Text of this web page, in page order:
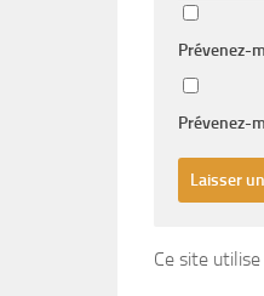
Prévenez-
Prévenez-
Ce site